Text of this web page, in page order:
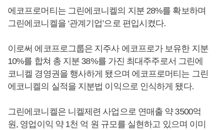
에코프로머티는 그린에코니켈의 지분 28%를 확보하며
그린에코니켈을 ‘관계기업’으로 편입시켰다.
이로써 에코프로그룹은 지주사 에코프로가 보유한 지분
10%를 합쳐 총 지분 38%를 가진 최대주주로서 그린에
코니켈 경영권을 행사하게 됐으며 에코프로머티는 그린
에코니켈의 실적을 지분법 이익으로 인식하게 됐다.
그린에코니켈은 니켈제련 사업으로 연매출 약 3500억
원, 영업이익 약 1천 억 원 규모를 실현하고 있으며 이미